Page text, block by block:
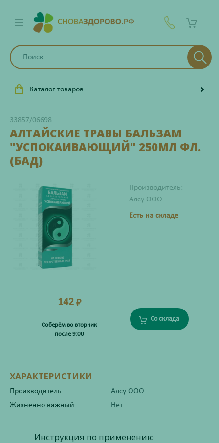
Каталог товаров
33857/06698
АЛТАЙСКИЕ ТРАВЫ БАЛЬЗАМ
"УСПОКАИВАЮЩИЙ" 250МЛ ФЛ.
(БАД)
Производитель:
Алсу ООО
Есть на складе
142 ₽
Соберём во вторник
после 9:00
Со склада
ХАРАКТЕРИСТИКИ
Производитель
Алсу ООО
Жизненно важный
Нет
Инструкция по применению